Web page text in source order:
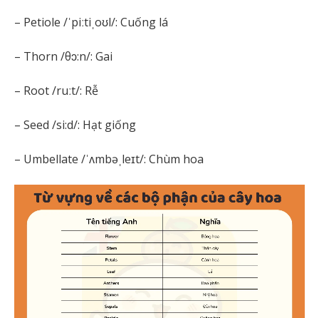
– Petiole /ˈpiːtiˌoʊl/: Cuống lá
– Thorn /θɔ:n/: Gai
– Root /ruːt/: Rễ
– Seed /si:d/: Hạt giống
– Umbellate /ˈʌmbəˌleɪt/: Chùm hoa